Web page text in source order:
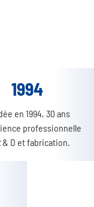
1994
en 1994, 30 ans
professionnelle
& D et fabrication.